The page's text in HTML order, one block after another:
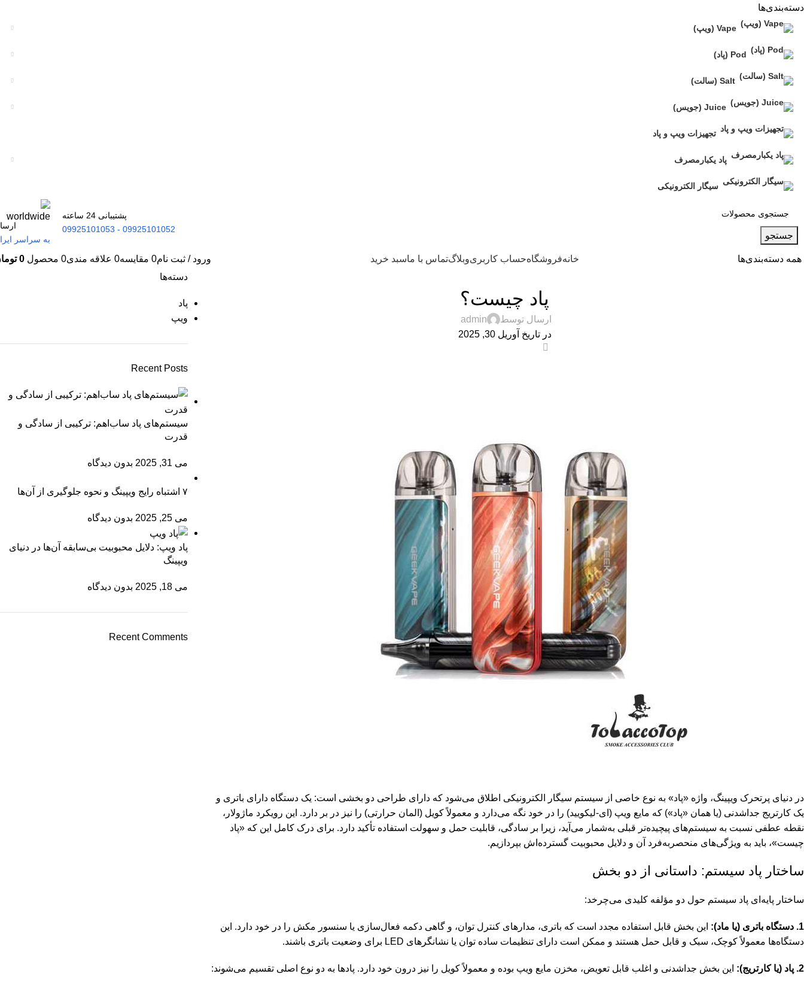
دسته‌بندی‌ها
Vape (ویپ)
Pod (پاد)
Salt (سالت)
Juice (جویس)
تجهیزات ویپ و پاد
پاد یکبارمصرف
سیگار الکترونیکی
جستجو
پشتیبانی 24 ساعته
09925101052 - 09925101053
به سراسر
همه دسته‌بندی‌ها خانهفروشگاهحساب کاربریوبلاگتماس با ماسبد خرید ورود / ثبت نام0 مقایسه0 علاقه مندی0 محصول 0
پاد چیست؟
ارسال توسط
admin
در تاریخ آوریل 30, 2025
در دنیای پرتحرک ویپینگ، واژه «پاد» به نوع خاصی از سیستم سیگار الکترونیکی اطلاق می‌شود که دارای طراحی دو بخشی است: یک دستگاه دارای باتری و
یک کارتریج جداشدنی (یا همان «پاد») که مایع ویپ (ای-لیکویید) را در خود نگه می‌دارد و معمولاً کویل (المان حرارتی) را نیز در بر دارد. این رویکرد ماژولار،
نقطه عطفی نسبت به سیستم‌های پیچیده‌تر قبلی به‌شمار می‌آید، زیرا بر سادگی، قابلیت حمل و سهولت استفاده تأکید دارد. برای درک کامل این که «پاد
چیست»، باید به ویژگی‌های منحصربه‌فرد آن و دلایل محبوبیت گسترده‌اش بپردازیم.
ساختار پاد سیستم: داستانی از دو بخش
ساختار پایه‌ای پاد سیستم حول دو مؤلفه کلیدی می‌چرخد:
1. دستگاه باتری (یا ماد):
این بخش قابل استفاده مجدد است که باتری، مدارهای کنترل توان، و گاهی دکمه فعال‌سازی یا سنسور مکش را در خود دارد. این
دستگاه‌ها معمولاً کوچک، سبک و قابل حمل هستند و ممکن است دارای تنظیمات ساده توان یا نشانگرهای LED برای وضعیت باتری باشند.
2. پاد (یا کارتریج): این بخش جداشدنی و اغلب قابل تعویض، مخزن مایع ویپ بوده و معمولاً کویل را نیز درون خود دارد. پادها به دو نوع اصلی تقسیم می‌شوند:
دسته‌ها
پاد
ویپ
Recent Posts
سیستم‌های پاد ساب‌اهم: ترکیبی از سادگی و
قدرت
می 31, 2025 بدون دیدگاه
۷ اشتباه رایج ویپینگ و نحوه جلوگیری از آن‌ها
می 25, 2025 بدون دیدگاه
پاد ویپ‌: دلایل محبوبیت بی‌سابقه آن‌ها در دنیای
ویپینگ
می 18, 2025 بدون دیدگاه
Recent Comments